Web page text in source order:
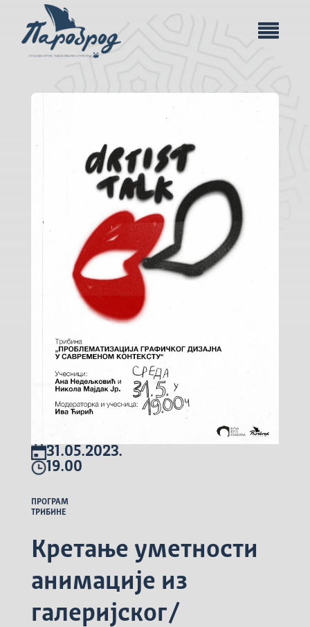
31.05.2023.
19.00
ПРОГРАМ
ТРИБИНЕ
Кретање уметности
анимације из
галеријског/